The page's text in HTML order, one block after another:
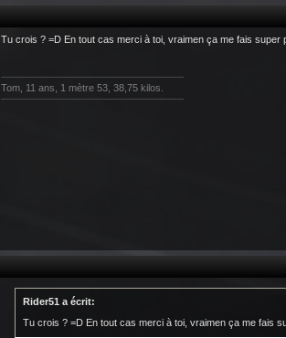
Tu crois ? =D En tout cas merci à toi, vraimen ça me fais super
Tom, 11 ans, 1 mètre 53, 38,75 kilos.
Rider51 a écrit:
Tu crois ? =D En tout cas merci à toi, vraimen ça me fais